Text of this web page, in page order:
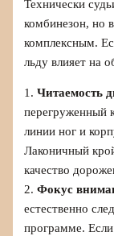
Технически
комбинезон, но
комплексным.
льду влияет на
1.Читаемость
перегруженный
линии ног и
Лаконичный
качество
2.Фокус
естественно
программе.